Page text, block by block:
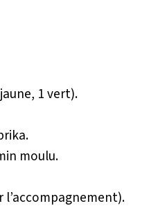
1 vert).
moulu.
l’accompagnement).